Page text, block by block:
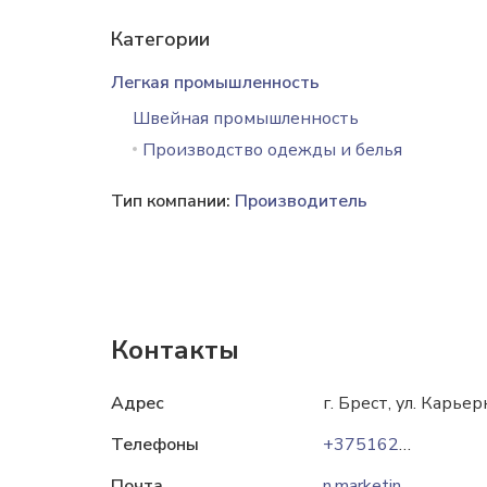
Категории
Легкая промышленность
Швейная промышленность
Производство одежды и белья
Тип компании: Производитель
Контакты
Адрес
г. Брест, ул.
Телефоны
+37516252-52-93